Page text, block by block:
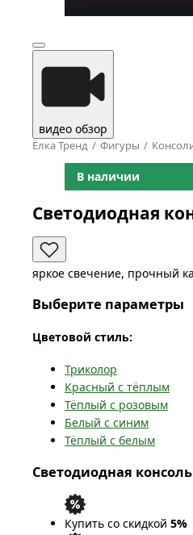
видео обзор
Ёлка Тренд Фигуры
В наличии
Светодиодная
яркое свечение, прочный
Выберите параметры
Цветовой стиль:
Триколор
Красный с тёплым
Тёплый с розовым
Белый с синим
Тёплый с белым
Светодиодная
Купить со скидкой 5%